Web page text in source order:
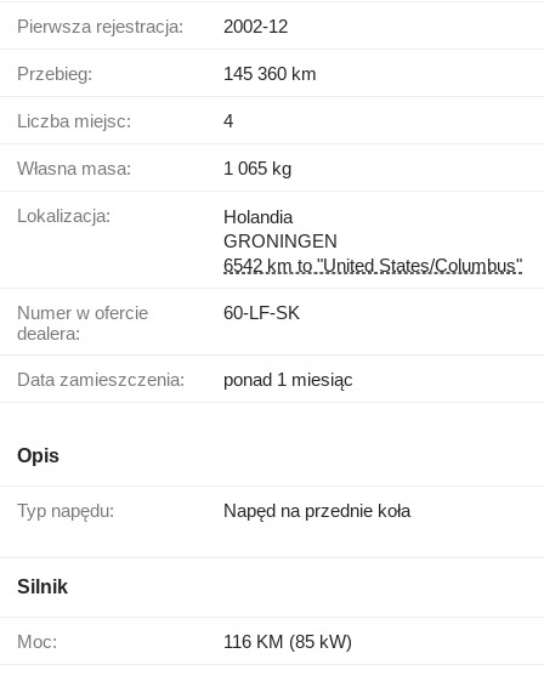
Pierwsza rejestracja: 2002-12
Przebieg: 145 360 km
Liczba miejsc: 4
Własna masa: 1 065 kg
Lokalizacja:
Holandia
GRONINGEN
6542 km to "United States/Columbus"
Numer w ofercie
dealera:
60-LF-SK
Data zamieszczenia: ponad 1 miesiąc
Opis
Typ napędu: Napęd na przednie koła
Silnik
Moc: 116 KM (85 kW)